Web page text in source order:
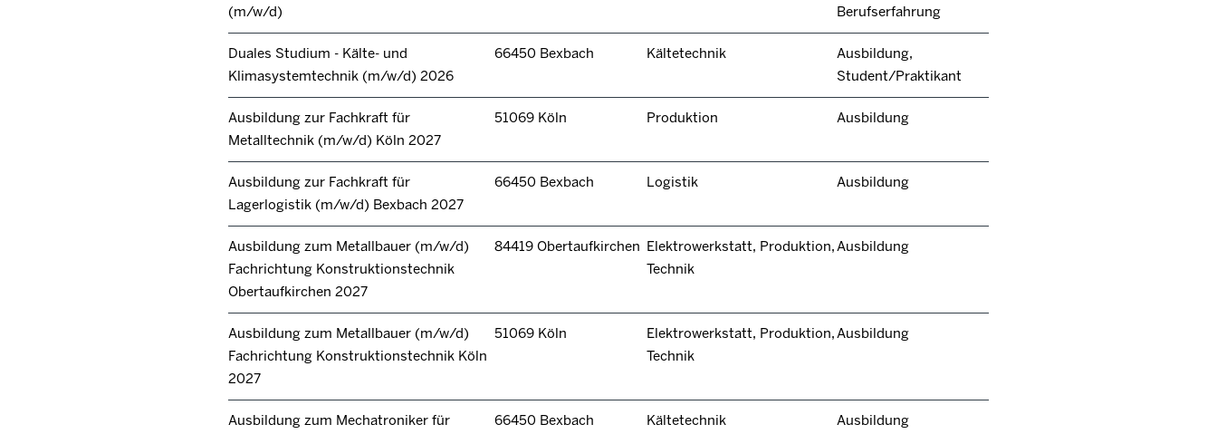
(m/w/d)
Berufserfahrung
Duales Studium - Kälte- und
Klimasystemtechnik (m/w/d) 2026
66450 Bexbach Kältetechnik
Ausbildung,
Student/Praktikant
Ausbildung zur Fachkraft für
Metalltechnik (m/w/d) Köln 2027
51069 Köln Produktion Ausbildung
Ausbildung zur Fachkraft für
Lagerlogistik (m/w/d) Bexbach 2027
66450 Bexbach Logistik Ausbildung
Ausbildung zum Metallbauer (m/w/d)
Fachrichtung Konstruktionstechnik
Obertaufkirchen 2027
84419 Obertaufkirchen Elektrowerkstatt, Produktion,
Technik
Ausbildung
Ausbildung zum Metallbauer (m/w/d)
Fachrichtung Konstruktionstechnik Köln
2027
51069 Köln
Elektrowerkstatt, Produktion,
Technik
Ausbildung
Ausbildung zum Mechatroniker für
66450 Bexbach Kältetechnik Ausbildung